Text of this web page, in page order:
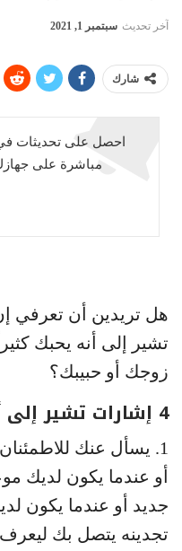
آخر تحديث سبتمبر 1, 2021
شارك
احصل على تحديثات
مباشرة على
هل تريدين أن تعرفي
تشير إلى أنه يحبك
زوجك أو حبيبك؟
4 إشارات تشير إلى أنه يحبك كثيراً
1. يسأل عنك
أو عندما يكون لديك
جديد أو عندما يكون
تجدينه يتصل بك